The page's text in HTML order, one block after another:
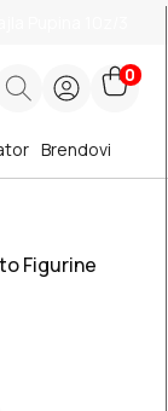
0
Brendovi
Figurine